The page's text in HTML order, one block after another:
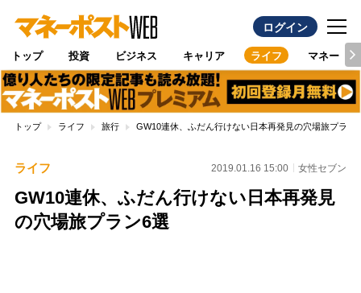
ログイン
トップ 投資 ビジネス キャリア ライフ マネー
トップ ライフ 旅行 GW10連休、ふだん行けない日本再発見の穴場旅プラン
ライフ 2019.01.16 15:00 女性セブン
GW10連休、ふだん行けない日本再発見
の穴場旅プラン6選